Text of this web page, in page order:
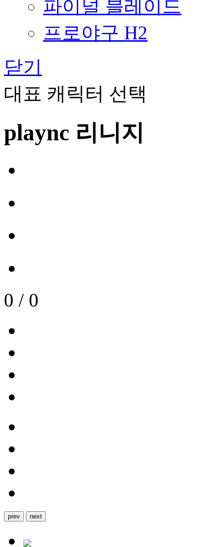
파이널 블레이드
프로야구 H2
닫기
대표 캐릭터 선택
plaync 리니지
0 / 0
prev next